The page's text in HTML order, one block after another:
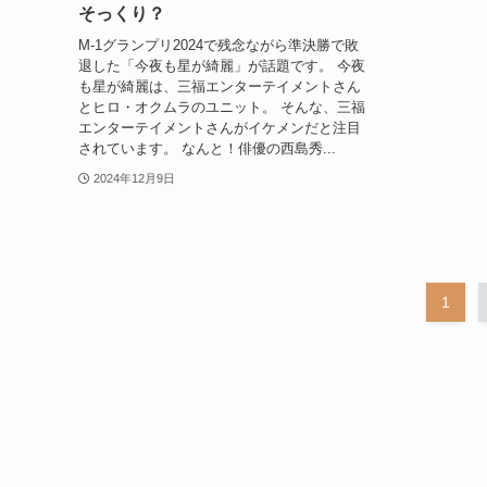
そっくり？
M-1グランプリ2024で残念ながら準決勝で敗
退した「今夜も星が綺麗」が話題です。 今夜
も星が綺麗は、三福エンターテイメントさん
とヒロ・オクムラのユニット。 そんな、三福
エンターテイメントさんがイケメンだと注目
されています。 なんと！俳優の西島秀...
2024年12月9日
1